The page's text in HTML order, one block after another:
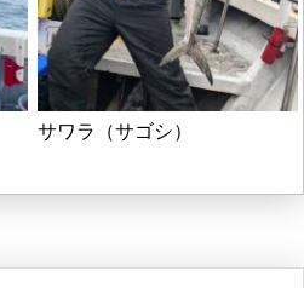
サワラ（サゴシ）